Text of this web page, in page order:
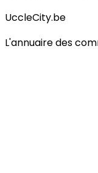
UccleCity.be
L'annuaire des